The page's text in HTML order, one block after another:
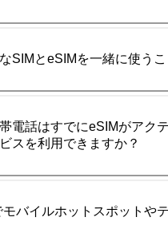
SIMとeSIMを一緒に使う
電話はすでにeSIMがアク
スを利用できますか？
モバイルホットスポットや